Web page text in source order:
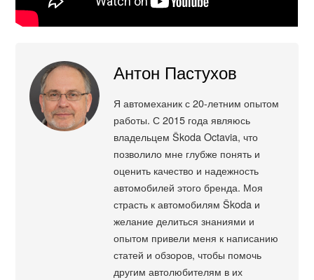
Антон Пастухов
Я автомеханик с 20-летним опытом
работы. С 2015 года являюсь
владельцем Škoda Octavia, что
позволило мне глубже понять и
оценить качество и надежность
автомобилей этого бренда. Моя
страсть к автомобилям Škoda и
желание делиться знаниями и
опытом привели меня к написанию
статей и обзоров, чтобы помочь
другим автолюбителям в их